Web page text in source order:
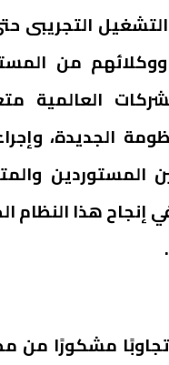
التجريبى
من
العالمية
الجديدة،
المستوردين
إنجاح هذا
تجاوبًا مشكورًا